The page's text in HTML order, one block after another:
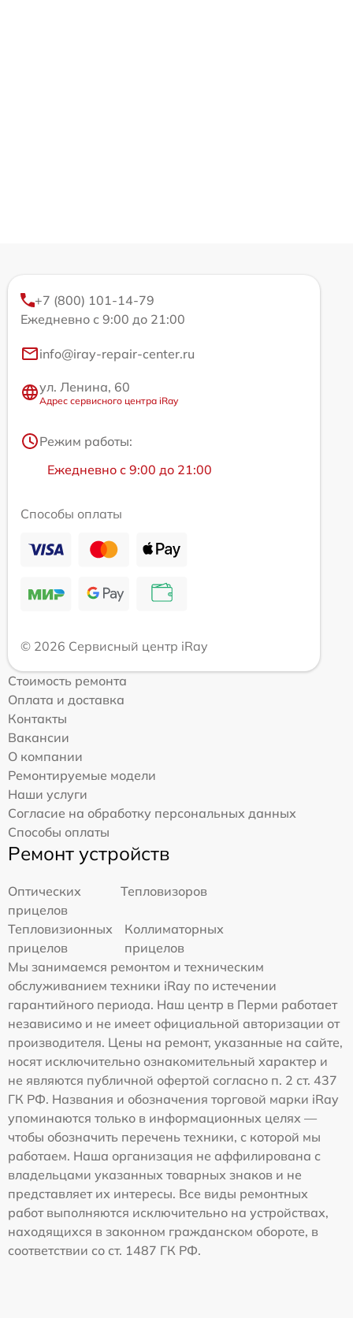
+7 (800) 101-14-79
Ежедневно с 9:00 до 21:00
info@iray-repair-center.ru
ул. Ленина, 60
Адрес сервисного центра iRay
Режим работы:
Ежедневно с 9:00 до 21:00
Способы оплаты
© 2026 Сервисный центр iRay
Стоимость ремонта
Оплата и доставка
Контакты
Вакансии
О компании
Ремонтируемые модели
Наши услуги
Согласие на обработку персональных данных
Способы оплаты
Ремонт устройств
Оптических
прицелов
Тепловизоров
Тепловизионных
прицелов
Коллиматорных
прицелов
Мы занимаемся ремонтом и техническим
обслуживанием техники iRay по истечении
гарантийного периода. Наш центр в Перми работает
независимо и не имеет официальной авторизации от
производителя. Цены на ремонт, указанные на сайте,
носят исключительно ознакомительный характер и
не являются публичной офертой согласно п. 2 ст. 437
ГК РФ. Названия и обозначения торговой марки iRay
упоминаются только в информационных целях —
чтобы обозначить перечень техники, с которой мы
работаем. Наша организация не аффилирована с
владельцами указанных товарных знаков и не
представляет их интересы. Все виды ремонтных
работ выполняются исключительно на устройствах,
находящихся в законном гражданском обороте, в
соответствии со ст. 1487 ГК РФ.